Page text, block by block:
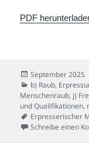
PDF
Veröffentlicht
am
September 2025
Kategorien
b) Raub,
Menschenraub, j)
und Qualifikationen,
Schlagwörter
Erpresserischer
Schreibe einen